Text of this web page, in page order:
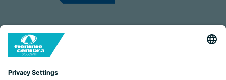
Capitale Sociale: Euro 220.000,00 | VAT: 01901280220
COOKIES IMPRINT